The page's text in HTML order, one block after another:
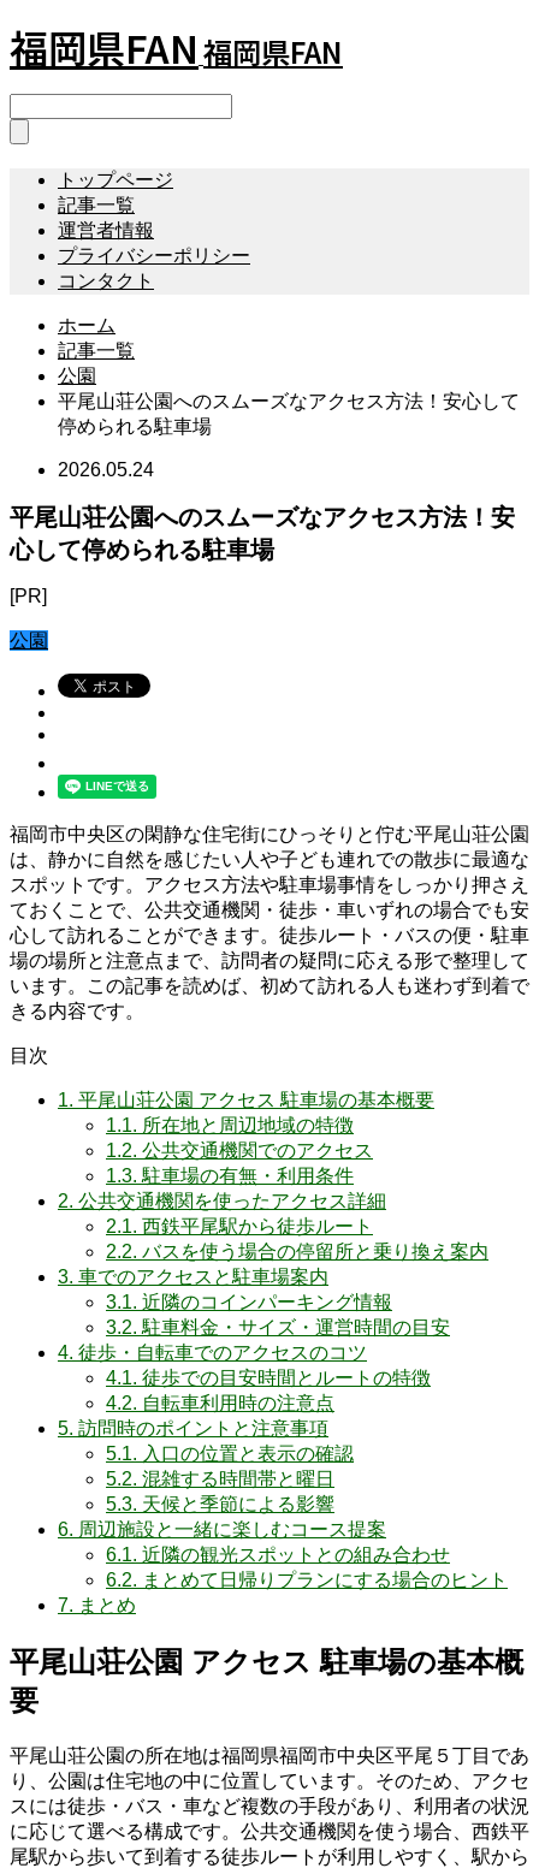
福岡県FAN 福岡県FAN
トップページ
記事一覧
運営者情報
プライバシーポリシー
コンタクト
ホーム
記事一覧
公園
平尾山荘公園へのスムーズなアクセス方法！安心して
停められる駐車場
2026.05.24
平尾山荘公園へのスムーズなアクセス方法！安
心して停められる駐車場
[PR]
公園
福岡市中央区の閑静な住宅街にひっそりと佇む平尾山荘公園
は、静かに自然を感じたい人や子ども連れでの散歩に最適な
スポットです。アクセス方法や駐車場事情をしっかり押さえ
ておくことで、公共交通機関・徒歩・車いずれの場合でも安
心して訪れることができます。徒歩ルート・バスの便・駐車
場の場所と注意点まで、訪問者の疑問に応える形で整理して
います。この記事を読めば、初めて訪れる人も迷わず到着で
きる内容です。
目次
1. 平尾山荘公園 アクセス 駐車場の基本概要
1.1. 所在地と周辺地域の特徴
1.2. 公共交通機関でのアクセス
1.3. 駐車場の有無・利用条件
2. 公共交通機関を使ったアクセス詳細
2.1. 西鉄平尾駅から徒歩ルート
2.2. バスを使う場合の停留所と乗り換え案内
3. 車でのアクセスと駐車場案内
3.1. 近隣のコインパーキング情報
3.2. 駐車料金・サイズ・運営時間の目安
4. 徒歩・自転車でのアクセスのコツ
4.1. 徒歩での目安時間とルートの特徴
4.2. 自転車利用時の注意点
5. 訪問時のポイントと注意事項
5.1. 入口の位置と表示の確認
5.2. 混雑する時間帯と曜日
5.3. 天候と季節による影響
6. 周辺施設と一緒に楽しむコース提案
6.1. 近隣の観光スポットとの組み合わせ
6.2. まとめて日帰りプランにする場合のヒント
7. まとめ
平尾山荘公園 アクセス 駐車場の基本概
要
平尾山荘公園の所在地は福岡県福岡市中央区平尾５丁目であ
り、公園は住宅地の中に位置しています。そのため、アクセ
スには徒歩・バス・車など複数の手段があり、利用者の状況
に応じて選べる構成です。公共交通機関を使う場合、西鉄平
尾駅から歩いて到着する徒歩ルートが利用しやすく、駅から